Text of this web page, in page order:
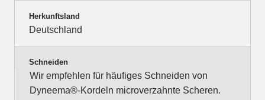
Herkunftsland
Deutschland
Schneiden
Wir empfehlen für häufiges Schneiden von
Dyneema®-Kordeln microverzahnte Scheren.